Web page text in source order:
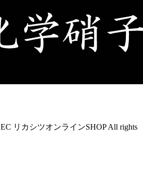
リカシツオンラインSHOP All rights